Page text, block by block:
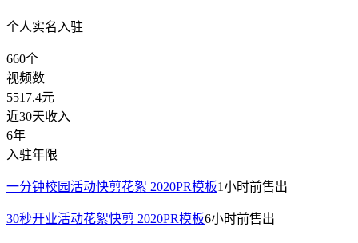
个人实名入驻
660个
视频数
5517.4元
近30天收入
6年
入驻年限
一分钟校园活动快剪花絮 2020PR模板1小时前售出
30秒开业活动花絮快剪 2020PR模板6小时前售出